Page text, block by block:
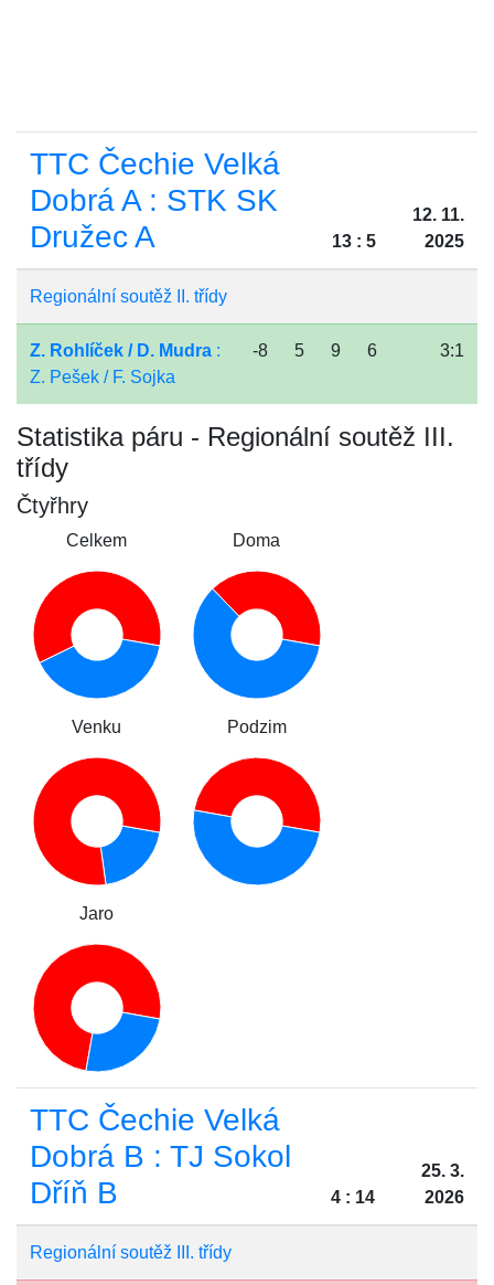
TTC Čechie Velká
Dobrá A : STK SK
Družec A
13 : 5
12. 11.
2025
Regionální soutěž II. třídy
Z. Rohlíček / D. Mudra :
Z. Pešek / F. Sojka
-8 5 9 6 3:1
Statistika páru - Regionální soutěž III.
třídy
Čtyřhry
Celkem Doma
Venku Podzim
Jaro
TTC Čechie Velká
Dobrá B : TJ Sokol
Dříň B
4 : 14
25. 3.
2026
Regionální soutěž III. třídy